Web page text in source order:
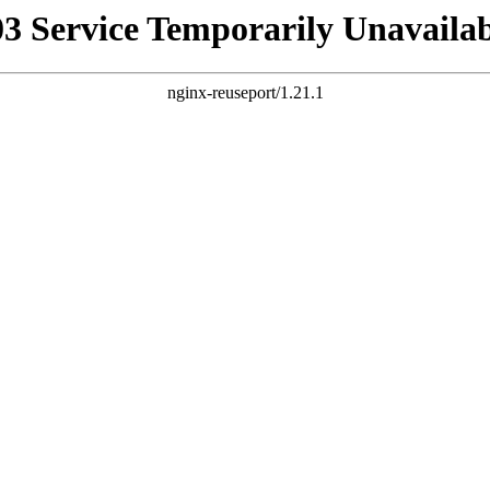
Service Temporarily
nginx-reuseport/1.21.1